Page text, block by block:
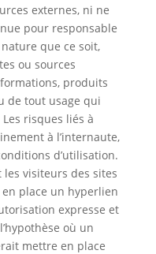
externes, ni ne
pour responsable
que ce soit,
ou sources
produits
de tout usage qui
risques liés à
à l’internaute,
d’utilisation.
visiteurs des sites
place un hyperlien
expresse et
où un
mettre en place